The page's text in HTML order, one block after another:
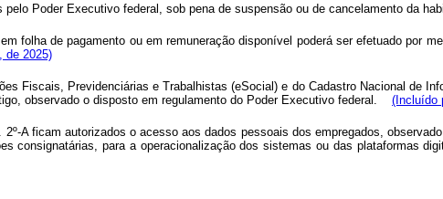
Poder Executivo federal, sob pena de suspensão ou de cancelamento da
folha de pagamento ou em remuneração disponível poderá ser efetuado por
de 2025)
Fiscais, Previdenciárias e Trabalhistas (eSocial) e do Cadastro Nacional de
observado o disposto em regulamento do Poder Executivo federal. (Incluído
A ficam autorizados o acesso aos dados pessoais dos empregados,
consignatárias, para a operacionalização dos sistemas ou das plataformas